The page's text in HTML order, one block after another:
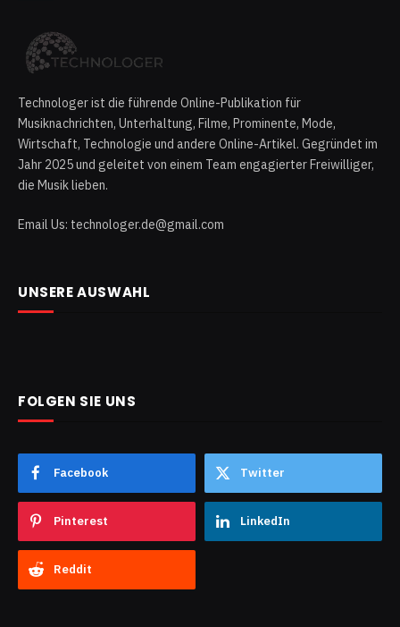
Technologer ist die führende Online-Publikation für
Musiknachrichten, Unterhaltung, Filme, Prominente, Mode,
Wirtschaft, Technologie und andere Online-Artikel. Gegründet im
Jahr 2025 und geleitet von einem Team engagierter Freiwilliger,
die Musik lieben.
Email Us: technologer.de@gmail.com
UNSERE AUSWAHL
FOLGEN SIE UNS
Facebook Twitter
Pinterest LinkedIn
Reddit